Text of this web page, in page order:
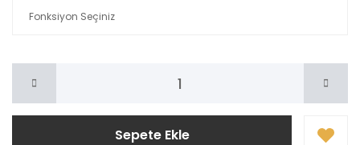
Sepete Ekle